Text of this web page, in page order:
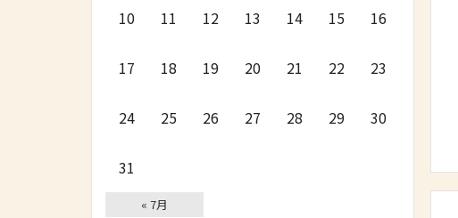
10 11 12 13 14 15 16
17 18 19 20 21 22 23
24 25 26 27 28 29 30
31
« 7月